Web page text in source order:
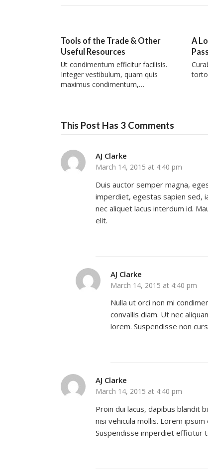
Tools of the Trade & Other
Useful Resources
Ut condimentum efficitur facilisis.
Integer vestibulum, quam quis
maximus condimentum,…
A
This Post Has 3 Comments
AJ Clarke
March 14, 2015 at 4:40 pm
Duis auctor semper magna,
imperdiet, egestas sapien sed,
nec aliquet lacus interdum id.
elit.
AJ Clarke
March 14, 2015 at 4:40 pm
Nulla ut orci non mi
convallis diam. Ut nec
lorem. Suspendisse non
AJ Clarke
March 14, 2015 at 4:40 pm
Proin dui lacus, dapibus blandit
nisi vehicula mollis. Lorem
Suspendisse imperdiet efficitur